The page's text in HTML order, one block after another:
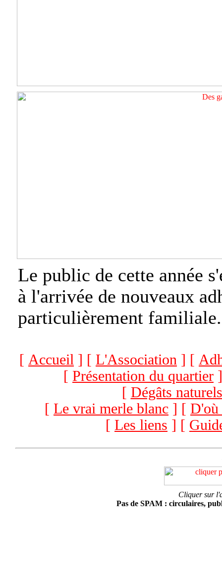
Le public de cette année
à l'arrivée de nouveaux
particulièrement
[ Accueil ] [ L'Association ] [
[ Présentation du quartier
[ Dégâts naturels
[ Le vrai merle blanc ] [ D'où
[ Les liens ] [
Cliquer sur
Pas de SPAM : circulaires,